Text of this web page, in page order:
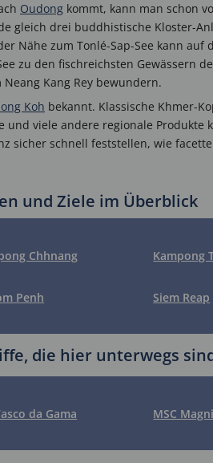
Oudong kommt, kann man schon
gleich drei buddhistische Kloster-
Nähe zum Tonlé-Sap-See kann
zu den fischreichsten Gewässern
Kang Rey bewundern.
Koh bekannt. Klassische Khmer-
und viele andere regionale
sicher schnell feststellen, wie
und Ziele im Überblick
Chhnang Kampong
Penh Siem Reap
die hier unterwegs
da Gama MSC